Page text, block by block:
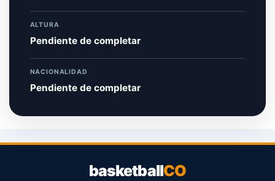
ALTURA
Pendiente de completar
NACIONALIDAD
Pendiente de completar
basketballCO